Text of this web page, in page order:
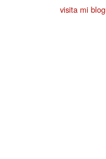
visita mi blog